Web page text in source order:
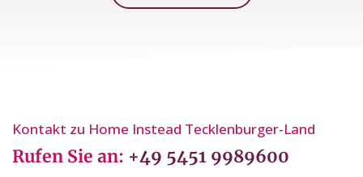
Kontakt zu Home Instead Tecklenburger-Land
Rufen Sie an: +49 5451 9989600